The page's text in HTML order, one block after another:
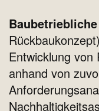
Entwicklung von
anhand von